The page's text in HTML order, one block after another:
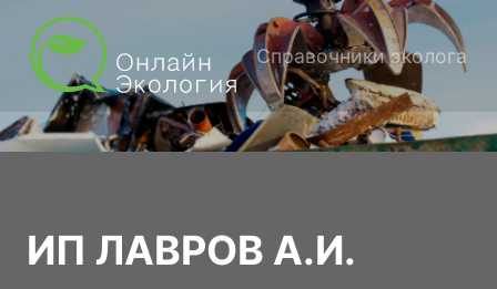
Справочники эколога
ИП ЛАВРОВ А.И.